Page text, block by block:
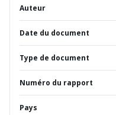
Auteur
Date du document
Type de document
Numéro du rapport
Pays